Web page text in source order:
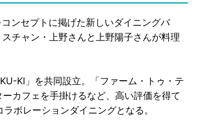
ンセプトに掲げた新しいダイニングバ
チャン・上野さんと上野陽子さんが料理
KI」を共同設立。「ファーム・トゥ・テ
カフェを手掛けるなど、高い評価を得て
ボレーションダイニングとなる。